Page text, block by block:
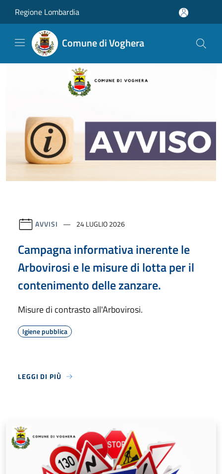
Regione Lombardia
Comune di Voghera
AVVISI 24 LUGLIO 2026
Campagna informativa inerente le
Arbovirosi e le misure di lotta per il
contenimento delle zanzare.
Misure di contrasto all'Arbovirosi.
Igiene pubblica
LEGGI DI PIÙ